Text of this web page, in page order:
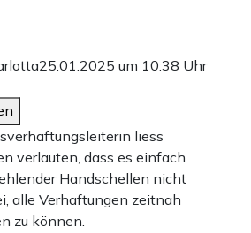
25.01.2025 um 10:38 Uhr
liess
verlauten, dass es einfach
Handschellen nicht
alle Verhaftungen zeitnah
zu können.